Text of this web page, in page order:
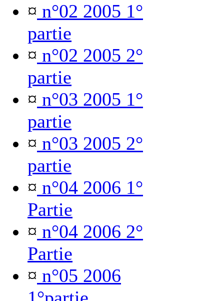
¤ n°02 2005 1°
partie
¤ n°02 2005 2°
partie
¤ n°03 2005 1°
partie
¤ n°03 2005 2°
partie
¤ n°04 2006 1°
Partie
¤ n°04 2006 2°
Partie
¤ n°05 2006